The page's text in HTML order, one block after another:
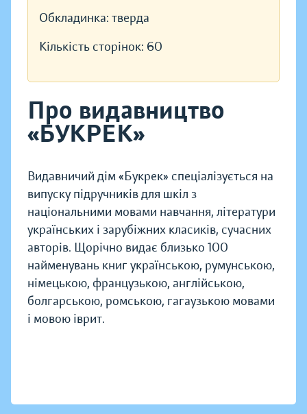
Обкладинка: тверда
Кількість сторінок: 60
Про видавництво
«БУКРЕК»
Видавничий дім «Букрек» спеціалізується на
випуску підручників для шкіл з
національними мовами навчання, літератури
українських і зарубіжних класиків, сучасних
авторів. Щорічно видає близько 100
найменувань книг українською, румунською,
німецькою, французькою, англійською,
болгарською, ромською, гагаузькою мовами
і мовою іврит.